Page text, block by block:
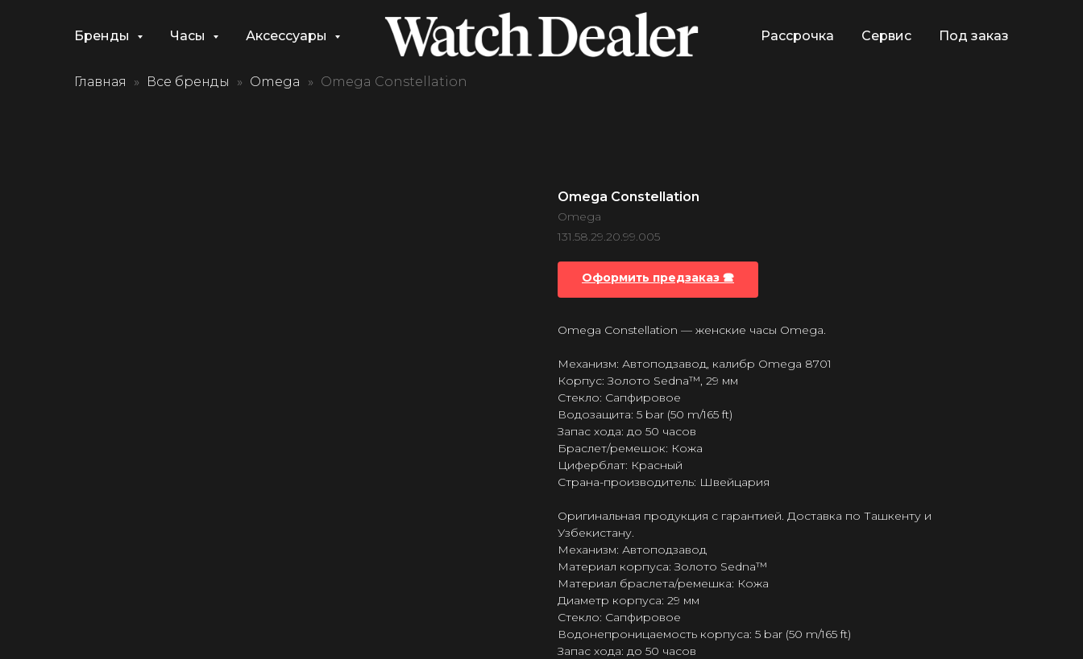
Бренды Часы Аксессуары Рассрочка Сервис Под заказ
Главная Все бренды Omega Omega Constellation
Omega Constellation
Omega
131.58.29.20.99.005
Оформить предзаказ 🕿
Omega Constellation — женские часы Omega.
Механизм: Автоподзавод, калибр Omega 8701
Корпус: Золото Sedna™, 29 мм
Стекло: Сапфировое
Водозащита: 5 bar (50 m/165 ft)
Запас хода: до 50 часов
Браслет/ремешок: Кожа
Циферблат: Красный
Страна-производитель: Швейцария
Оригинальная продукция с гарантией. Доставка по Ташкенту и
Узбекистану.
Механизм: Автоподзавод
Материал корпуса: Золото Sedna™
Материал браслета/ремешка: Кожа
Диаметр корпуса: 29 мм
Стекло: Сапфировое
Водонепроницаемость корпуса: 5 bar (50 m/165 ft)
Запас хода: до 50 часов